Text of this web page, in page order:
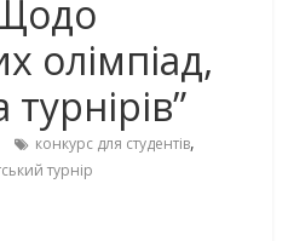
олімпіад,
турнірів”
конкурс для студентів,
турнір